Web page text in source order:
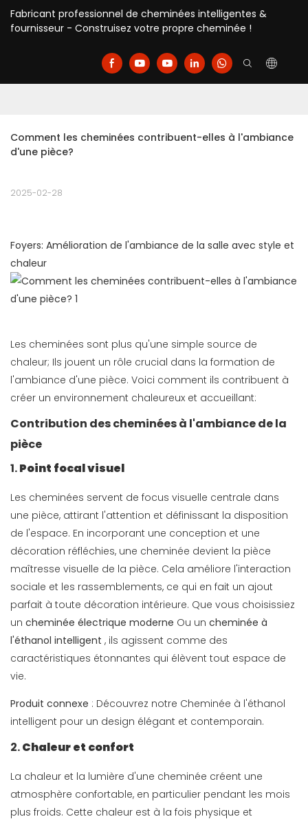
Fabricant professionnel de cheminées intelligentes &
fournisseur - Construisez votre propre cheminée !
Comment les cheminées contribuent-elles à l'ambiance
d'une pièce?
2025-02-28
Foyers: Amélioration de l'ambiance de la salle avec style et
chaleur
Les cheminées sont plus qu'une simple source de
chaleur; Ils jouent un rôle crucial dans la formation de
l'ambiance d'une pièce. Voici comment ils contribuent à
créer un environnement chaleureux et accueillant:
Contribution des cheminées à l'ambiance de la
pièce
1.Point focal visuel
Les cheminées servent de focus visuelle centrale dans
une pièce, attirant l'attention et définissant la disposition
de l'espace. En incorporant une conception et une
décoration réfléchies, une cheminée devient la pièce
maîtresse visuelle de la pièce. Cela améliore l'interaction
sociale et les rassemblements, ce qui en fait un ajout
parfait à toute décoration intérieure. Que vous choisissiez
un cheminée électrique moderne Ou un cheminée à
l'éthanol intelligent , ils agissent comme des
caractéristiques étonnantes qui élèvent tout espace de
vie.
Produit connexe : Découvrez notre Cheminée à l'éthanol
intelligent pour un design élégant et contemporain.
2.Chaleur et confort
La chaleur et la lumière d'une cheminée créent une
atmosphère confortable, en particulier pendant les mois
plus froids. Cette chaleur est à la fois physique et